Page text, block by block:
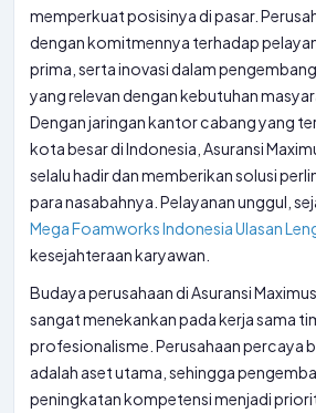
memperkuat posisinya di pasar.
dengan komitmennya terhadap
prima, serta inovasi dalam
yang relevan dengan kebutuhan
Dengan jaringan kantor cabang yang
kota besar di Indonesia, Asuransi
selalu hadir dan memberikan solusi
para nasabahnya. Pelayanan unggul,
Mega Foamworks Indonesia Ulasan
kesejahteraan karyawan.
Budaya perusahaan di Asuransi
sangat menekankan pada kerja sama
profesionalisme. Perusahaan percaya
adalah aset utama, sehingga
peningkatan kompetensi menjadi